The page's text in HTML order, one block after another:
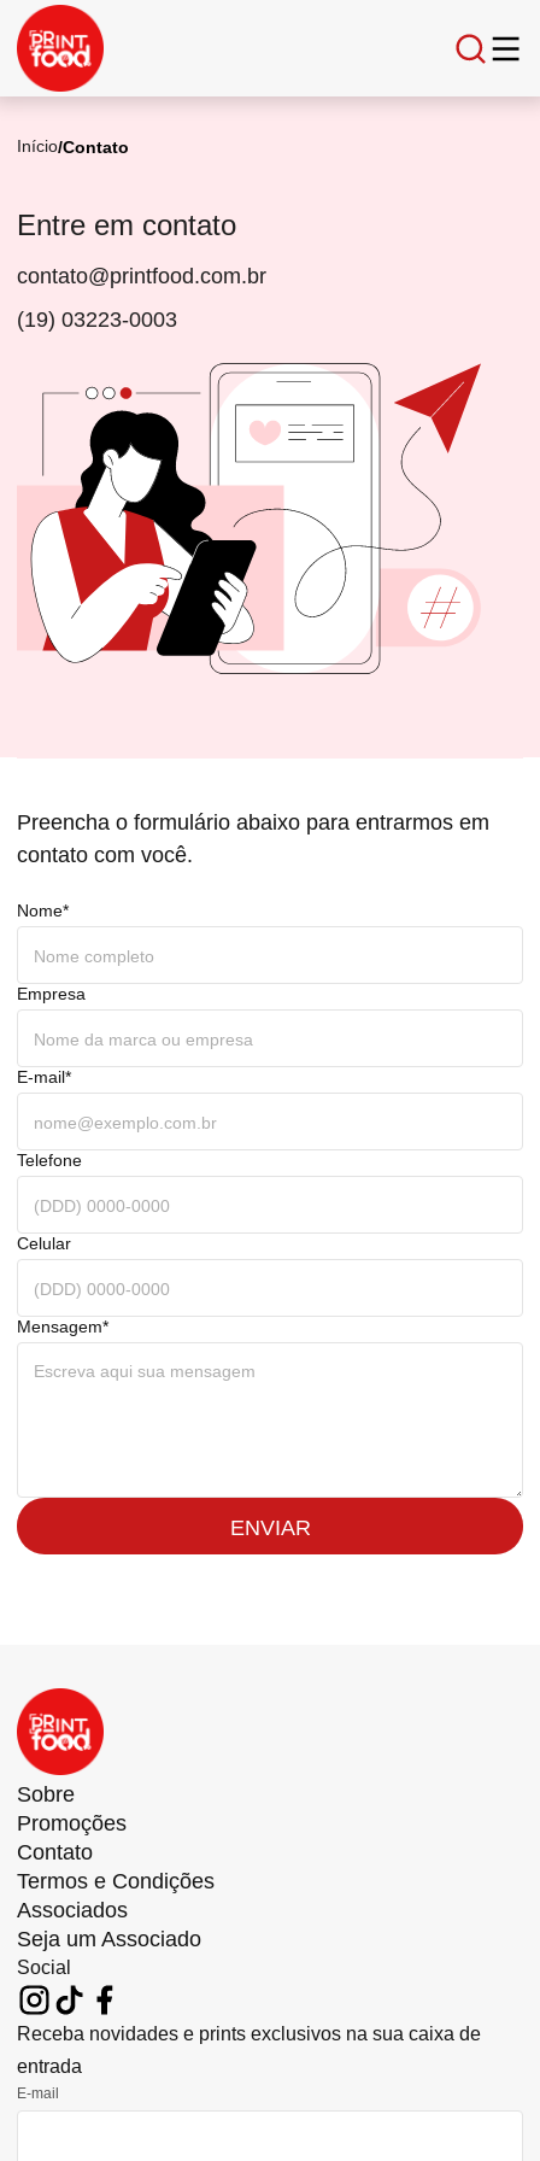
Início/Contato
Entre em contato
contato@printfood.com.br
(19) 03223-0003
Preencha o formulário abaixo para entrarmos em
contato com você.
Nome*
Empresa
E-mail*
Telefone
Celular
Mensagem*
ENVIAR
Sobre
Promoções
Contato
Termos e Condições
Associados
Seja um Associado
Social
Receba novidades e prints exclusivos na sua caixa de
entrada
E-mail